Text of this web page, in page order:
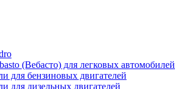
(Вебасто) для легковых автомобилей
для бензиновых двигателей
для дизельных двигателей